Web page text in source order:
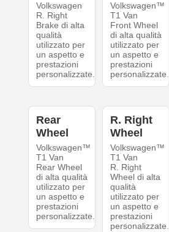
Volkswagen
R. Right
Brake di alta
qualità
utilizzato per
un aspetto e
prestazioni
personalizzate.
Volkswagen™
T1 Van
Front Wheel
di alta qualità
utilizzato per
un aspetto e
prestazioni
personalizzate.
Rear
Wheel
Volkswagen™
T1 Van
Rear Wheel
di alta qualità
utilizzato per
un aspetto e
prestazioni
personalizzate.
R. Right
Wheel
Volkswagen™
T1 Van
R. Right
Wheel di alta
qualità
utilizzato per
un aspetto e
prestazioni
personalizzate.